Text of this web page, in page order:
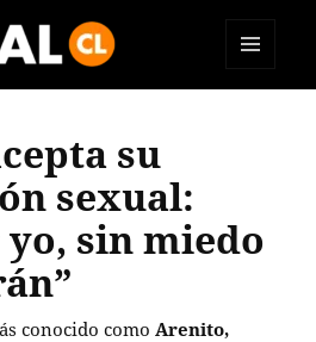
su
sexual:
sin miedo
conocido comoArenito,